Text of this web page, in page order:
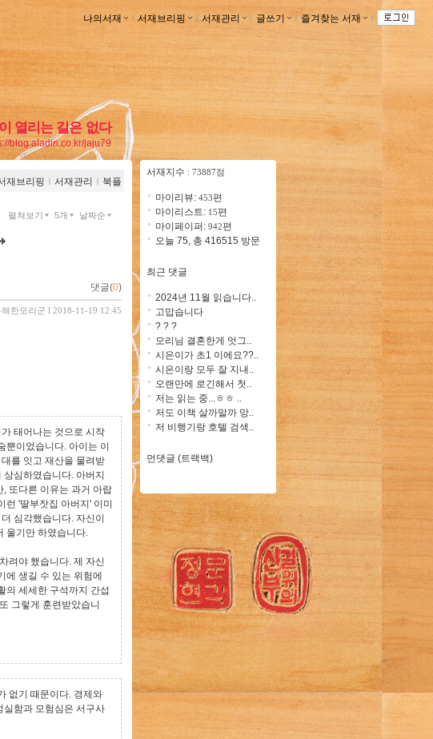
나의서재 ｌ서재브리핑 ｌ 서재관리 ｌ 글쓰기 ｌ 즐겨찾는 서재 ｌ
열리는 길은 없다
blog.aladin.co.kr/jaju79
재브리핑 ｌ 서재관리 ｌ 북플
펼쳐보기 5개 날짜순
댓글(0)
해한모리군 l 2018-11-19 12:45
태어나는 것으로 시작
이었습니다. 아이는 이
를 잇고 재산을 물려받
심하였습니다. 아버지
또다른 이유는 과거 아랍
'딸부잣집 아버지' 이미
심각했습니다. 자신이
울기만 하였습니다.
려야 했습니다. 제 자신
에 생길 수 있는 위험에
의 세세한 구석까지 간섭
그렇게 훈련받았습니
없기 때문이다. 경제와
실함과 모험심은 서구사
서재지수 : 73887점
마이리뷰: 453편
마이리스트: 15편
마이페이퍼: 942편
오늘 75, 총 416515 방문
최근 댓글
2024년 11월 읽습니다..
고맙습니다
? ? ?
모리님 결혼한게 엇그..
시은이가 초1 이에요??..
시은이랑 모두 잘 지내..
오랜만에 로긴해서 첫..
저는 읽는 중...ㅎㅎ ..
저도 이책 살까말까 망..
저 비행기랑 호텔 검색..
먼댓글 (트랙백)